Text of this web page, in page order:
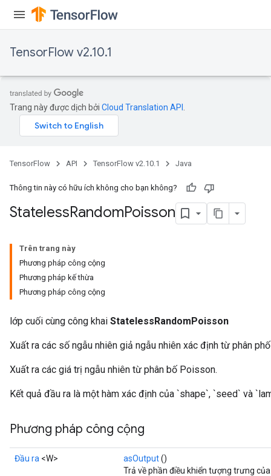
TensorFlow v2.10.1
Trang này được dịch bởi Cloud Translation API
TensorFlow API TensorFlow v2.10.1 Java
Thông tin này có hữu ích không cho bạn không?
StatelessRandomPoisson
Trên trang này
Phương pháp công cộng
Phương pháp kế thừa
Phương pháp công cộng
lớp cuối cùng công khai StatelessRandomPoisson
Xuất ra các số ngẫu nhiên giả ngẫu nhiên xác định từ phân
Xuất ra các giá trị ngẫu nhiên từ phân bố Poisson.
Kết quả đầu ra là một hàm xác định của `shape`, `seed` và
Phương pháp công cộng
Đầu ra <W> asOutput()
Trả về phần điều khiển tượng trưng